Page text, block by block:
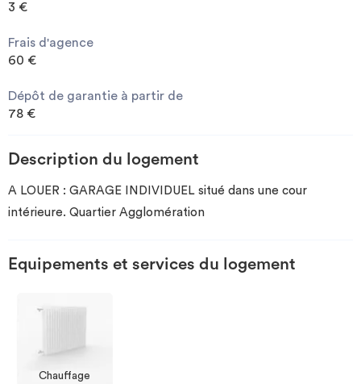
3 €
Frais d'agence
60 €
Dépôt de garantie à partir de
78 €
Description du logement
A LOUER : GARAGE INDIVIDUEL situé dans une cour
intérieure. Quartier Agglomération
Equipements et services du logement
Chauffage